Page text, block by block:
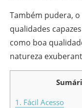
Também pudera,
qualidades
como boa
natureza
1. Fácil Acesso